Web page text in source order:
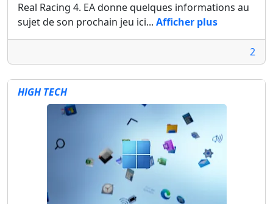
Real Racing 4. EA donne quelques informations au
sujet de son prochain jeu ici... Afficher plus
2
HIGH TECH